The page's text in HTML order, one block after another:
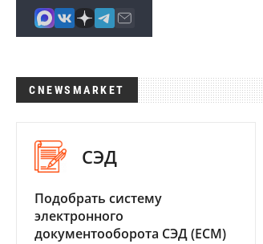
CNEWSMARKET
СЭД
Подобрать систему
электронного
документооборота СЭД (ECM)